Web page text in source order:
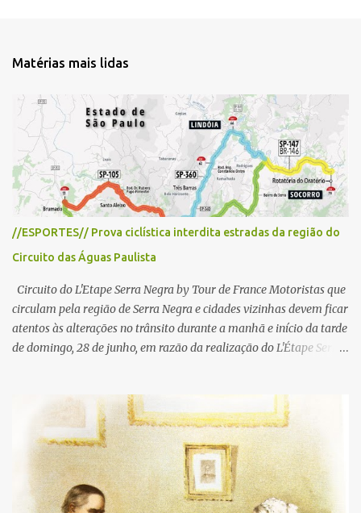
t
i
s
Matérias mais lidas
//ESPORTES// Prova ciclística interdita estradas da região do
Circuito das Águas Paulista
Circuito do L'Etape Serra Negra by Tour de France Motoristas que
circulam pela região de Serra Negra e cidades vizinhas devem ficar
atentos às alterações no trânsito durante a manhã e início da tarde
de domingo, 28 de junho, em razão da realização do L'Étape Serra
reunirá atletas de diferentes regiões do país e terá percursos
passando pelos municípios de Serra Negra, Amparo, Monte Alegre
do Sul, Lindoia e Socorro. Para garantir a segurança dos
participantes e do público, diversos trechos de rodovias e estradas
da região serão interditados temporariamente ao longo da prova.
A largada será na Rua Coronel Pedro Penteado, em Serra Negra,